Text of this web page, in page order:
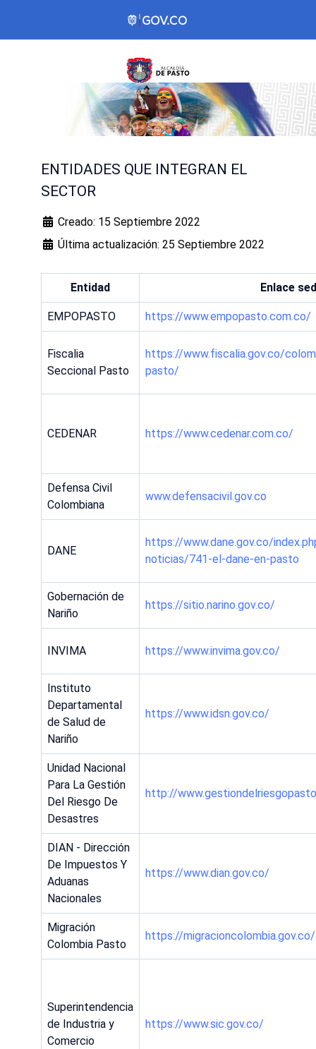
ENTIDADES QUE INTEGRAN EL
SECTOR
Creado: 15 Septiembre 2022
Última actualización: 25 Septiembre 2022
Entidad Enlace
EMPOPASTO https://www.empopasto.com.co/
Fiscalia
Seccional Pasto
https://www.fiscalia.gov.co/
pasto/
CEDENAR https://www.cedenar.com.co/
Defensa Civil
Colombiana
www.defensacivil.gov.co
DANE
https://www.dane.gov.co/
noticias/741-el-dane-en-pasto
Gobernación de
Nariño
https://sitio.narino.gov.co/
INVIMA https://www.invima.gov.co/
Instituto
Departamental
de Salud de
Nariño
https://www.idsn.gov.co/
Unidad Nacional
Para La Gestión
Del Riesgo De
Desastres
http://
DIAN - Dirección
De Impuestos Y
Aduanas
Nacionales
https://www.dian.gov.co/
Migración
Colombia Pasto
https://migracioncolombia.gov.co/
Superintendencia
de Industria y
Comercio
https://www.sic.gov.co/